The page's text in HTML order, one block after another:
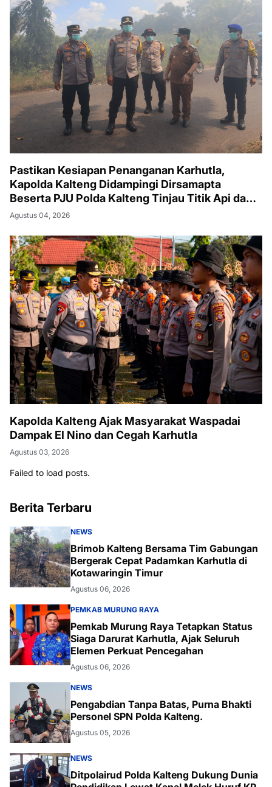
Pastikan Kesiapan Penanganan Karhutla,
Kapolda Kalteng Didampingi Dirsamapta
Beserta PJU Polda Kalteng Tinjau Titik Api dan
Pos Satgas di Kotawaringin Timur
Agustus 04, 2026
Kapolda Kalteng Ajak Masyarakat Waspadai
Dampak El Nino dan Cegah Karhutla
Agustus 03, 2026
Failed to load posts.
Berita Terbaru
NEWS
Brimob Kalteng Bersama Tim Gabungan
Bergerak Cepat Padamkan Karhutla di
Kotawaringin Timur
Agustus 06, 2026
PEMKAB MURUNG RAYA
Pemkab Murung Raya Tetapkan Status
Siaga Darurat Karhutla, Ajak Seluruh
Elemen Perkuat Pencegahan
Agustus 06, 2026
NEWS
Pengabdian Tanpa Batas, Purna Bhakti
Personel SPN Polda Kalteng.
Agustus 05, 2026
NEWS
Ditpolairud Polda Kalteng Dukung Dunia